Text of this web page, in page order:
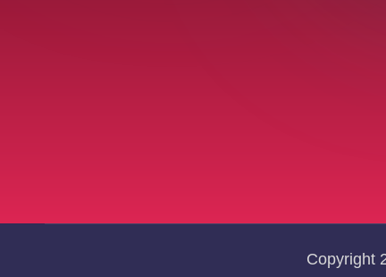
Copyright